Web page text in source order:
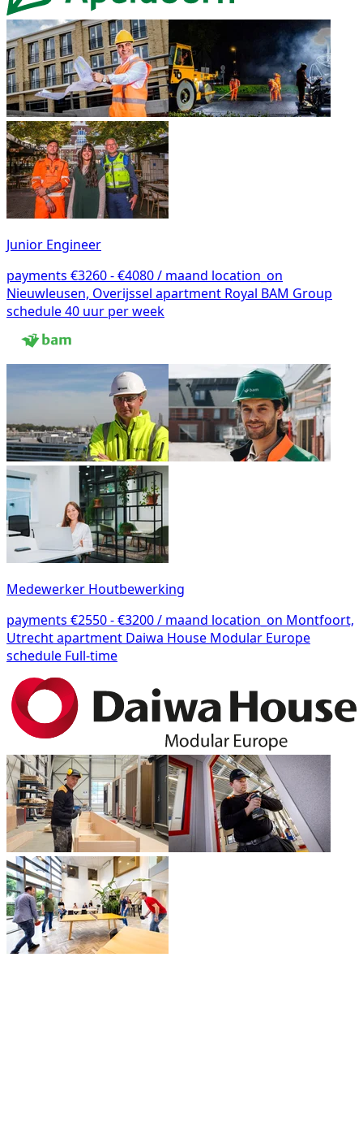
Junior Engineer
payments €3260 - €4080 / maand location_on
Nieuwleusen, Overijssel apartment Royal BAM Group
schedule40 uur per week
Medewerker Houtbewerking
payments €2550 - €3200 / maand location_on Montfoort,
Utrechtapartment Daiwa House Modular Europe
schedule Full-time